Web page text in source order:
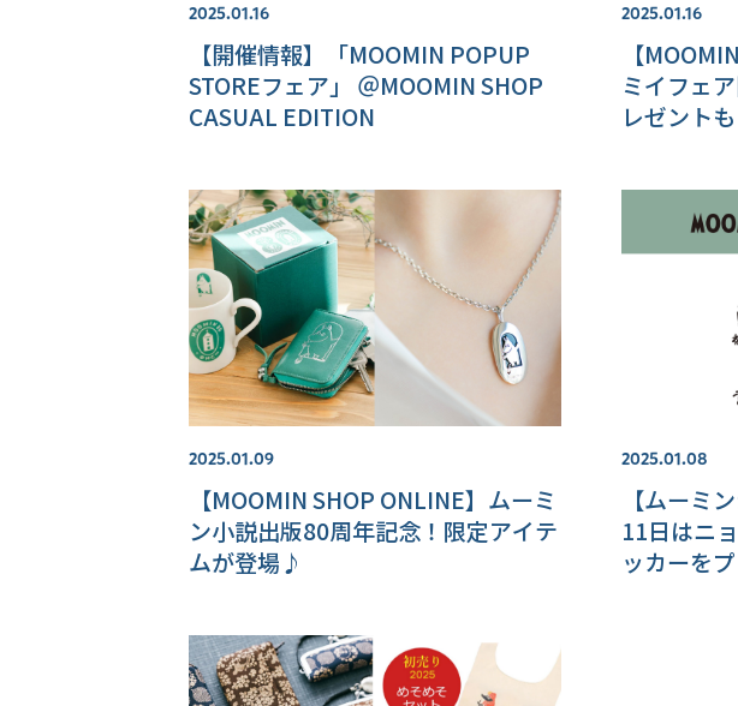
2025.01.16
【開催情報】「MOOMIN POPUP
STOREフェア」 ＠MOOMIN SHOP
CASUAL EDITION
2025.01.16
【
ミイフェ
レゼント
2025.01.09
【MOOMIN SHOP ONLINE】ムーミ
ン小説出版80周年記念！限定アイテ
ムが登場♪
2025.01.08
【ムーミ
11日はニ
ッカーを